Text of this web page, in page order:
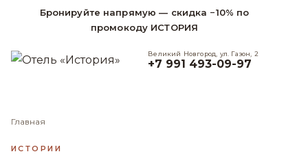
Бронируйте напрямую — скидка −10% по
промокоду ИСТОРИЯ
Великий Новгород, ул. Газон, 2
+7 991 493-09-97
Главная
ИСТОРИИ